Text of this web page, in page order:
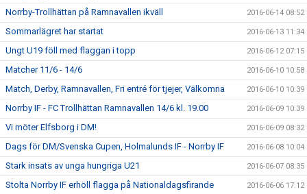
Norrby-Trollhättan på Ramnavallen ikväll 2016-06-14 08:52
Sommarlägret har startat 2016-06-13 11:34
Ungt U19 föll med flaggan i topp 2016-06-12 07:15
Matcher 11/6 - 14/6 2016-06-10 10:58
Match, Derby, Ramnavallen, Fri entré för tjejer, Välkomna 2016-06-10 10:39
Norrby IF - FC Trollhättan Ramnavallen 14/6 kl. 19.00 2016-06-09 10:39
Vi möter Elfsborg i DM! 2016-06-09 08:32
Dags för DM/Svenska Cupen, Holmalunds IF - Norrby IF 2016-06-08 10:04
Stark insats av unga hungriga U21 2016-06-07 08:35
Stolta Norrby IF erhöll flagga på Nationaldagsfirande 2016-06-06 17:12